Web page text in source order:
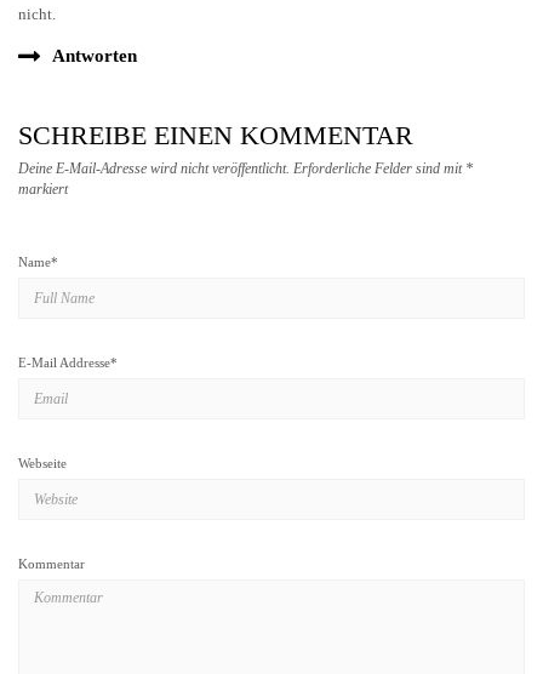
nicht.
Antworten
SCHREIBE EINEN KOMMENTAR
Deine E-Mail-Adresse wird nicht veröffentlicht. Erforderliche Felder sind mit *
markiert
Name*
E-Mail Addresse*
Webseite
Kommentar